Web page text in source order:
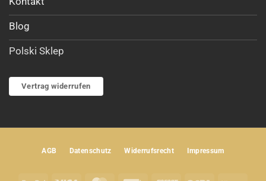
Blog
Polski Sklep
Vertrag widerrufen
AGB Datenschutz Widerrufsrecht Impressum